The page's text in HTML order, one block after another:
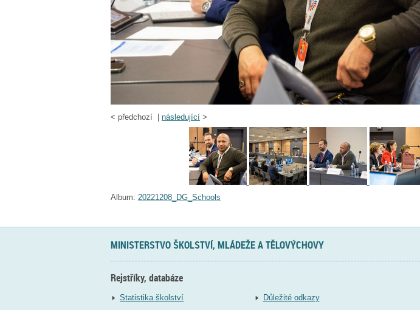
< předchozí | následující >
Album: 20221208_DG_Schools
MINISTERSTVO ŠKOLSTVÍ, MLÁDEŽE A TĚLOVÝCHOVY
Rejstříky, databáze
Statistika školství
Důležité odkazy